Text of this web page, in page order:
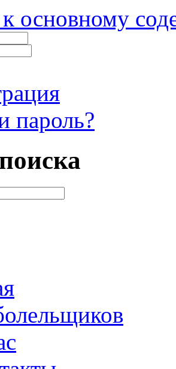
основному
пароль?